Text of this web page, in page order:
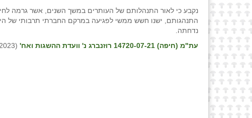
נקבע כי לאור התנהלותם של העותרים במשך השנים, אשר גרמה
התנהגותם, ישנו חשש ממשי לפגיעה במרקם החברתי תרבותי של
נדחתה.
עת"מ (חיפה) 14720-07-21 רוזנברג נ' וועדת ההשגות ואח'
(18.1.2023)